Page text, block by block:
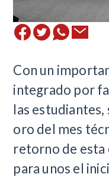
​Con un
integrado por
las
oro del mes
retorno de esta
para unos el